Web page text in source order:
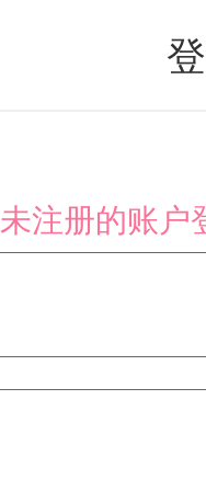
未注册的账户